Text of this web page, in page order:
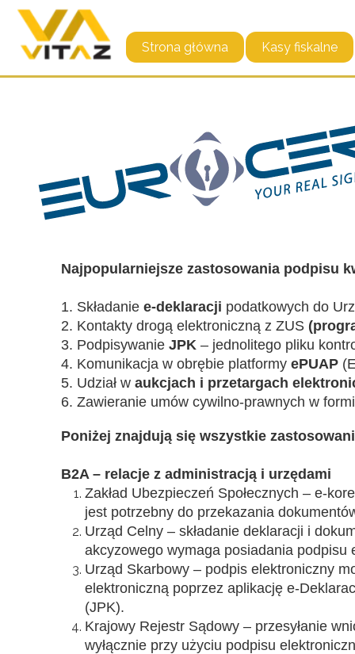
Najpopularniejsze zastosowania podpisu
1. Składanie e-deklaracji podatkowych do
2. Kontakty drogą elektroniczną z ZUS
3. Podpisywanie JPK – jednolitego pliku
4. Komunikacja w obrębie platformy ePUAP
5. Udział w aukcjach i przetargach
6. Zawieranie umów cywilno-prawnych w
Poniżej znajdują się wszystkie
B2A – relacje z administracją i urzędami
Zakład Ubezpieczeń Społecznych – e-
jest potrzebny do przekazania
Urząd Celny – składanie deklaracji i
akcyzowego wymaga posiadania podpisu
Urząd Skarbowy – podpis elektroniczny
elektroniczną poprzez aplikację e-
(JPK).
Krajowy Rejestr Sądowy – przesyłanie
wyłącznie przy użyciu podpisu
Strona główna Kasy fiskalne